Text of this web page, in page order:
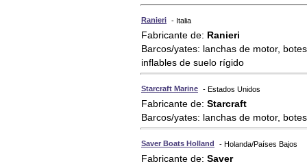
Ranieri - Italia
Fabricante de: Ranieri
Barcos/yates: lanchas de motor,
inflables de suelo rígido
Starcraft Marine - Estados Unidos
Fabricante de: Starcraft
Barcos/yates: lanchas de motor,
Saver Boats Holland - Holanda/Países Bajos
Fabricante de: Saver